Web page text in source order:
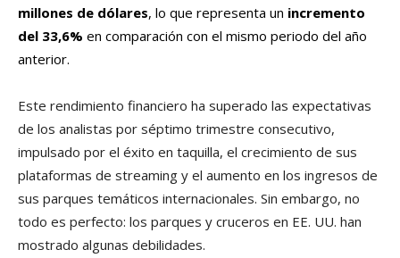
millones de dólares, lo que representa un incremento
del 33,6% en comparación con el mismo periodo del año
anterior.
Este rendimiento financiero ha superado las expectativas
de los analistas por séptimo trimestre consecutivo,
impulsado por el éxito en taquilla, el crecimiento de sus
plataformas de streaming y el aumento en los ingresos de
sus parques temáticos internacionales. Sin embargo, no
todo es perfecto: los parques y cruceros en EE. UU. han
mostrado algunas debilidades.